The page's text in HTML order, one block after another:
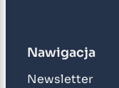
Nawigacja
Newsletter